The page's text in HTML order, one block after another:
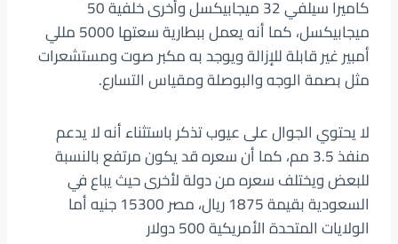
كاميرا سيلفي 32 ميجابيكسل وأخرى خلفية 50
ميجابيكسل، كما أنه يعمل ببطارية سعتها 5000 مللي
أمبير غير قابلة للإزالة ويوجد به مكبر صوت ومستشعرات
مثل بصمة الوجه والبوصلة ومقياس التسارع.
لا يحتوي الجوال على عيوب تذكر باستثناء أنه لا يدعم
منفذ 3.5 مم، كما أن سعره قد يكون مرتفع بالنسبة
للبعض ويختلف سعره من دولة لأخرى حيث يباع في
السعودية بقيمة 1875 ريال، مصر 15300 جنيه أما
الولايات المتحدة الأمريكية 500 دولار